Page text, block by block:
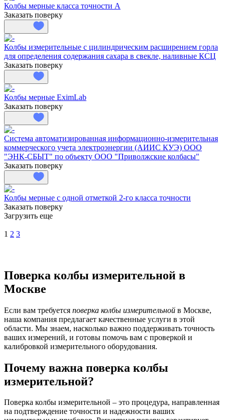
Колбы мерные класса точности А
Заказать поверку
Колбы измерительные с цилиндрическим расширением горла
для определения содержания сахара в свекле, наливные КСЦ
Заказать поверку
Колбы мерные EximLab
Заказать поверку
Система автоматизированная информационно-измерительная
коммерческого учета электроэнергии (АИИС КУЭ) ООО
"ЭНК-СБЫТ" по объекту ООО "Приволжские колбасы"
Заказать поверку
Колбы мерные с одной отметкой 2-го класса точности
Заказать поверку
Загрузить еще
1 2 3
Поверка колбы измерительной в
Москве
Если вам требуется поверка колбы измерительной в Москве,
наша компания предлагает качественные услуги в этой
области. Мы знаем, насколько важно поддерживать точность
ваших измерений, и готовы помочь вам с проверкой и
калибровкой измерительного оборудования.
Почему важна поверка колбы
измерительной?
Поверка колбы измерительной – это процедура, направленная
на подтверждение точности и надежности ваших